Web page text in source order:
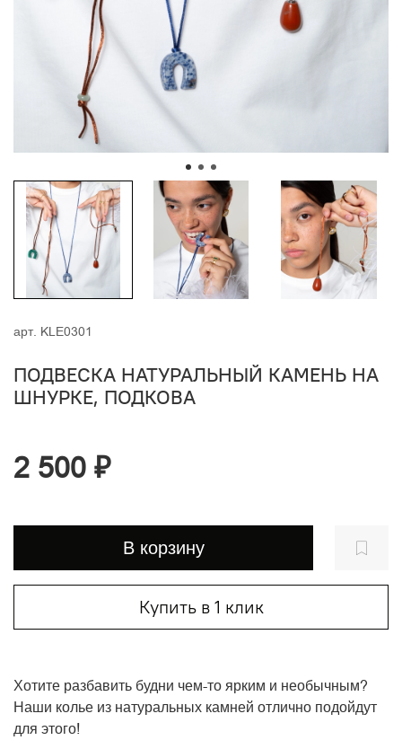
арт. KLE0301
ПОДВЕСКА НАТУРАЛЬНЫЙ КАМЕНЬ НА
ШНУРКЕ, ПОДКОВА
2 500 ₽
В корзину
Купить в 1 клик
Хотите разбавить будни чем-то ярким и необычным?
Наши колье из натуральных камней отлично подойдут
для этого!